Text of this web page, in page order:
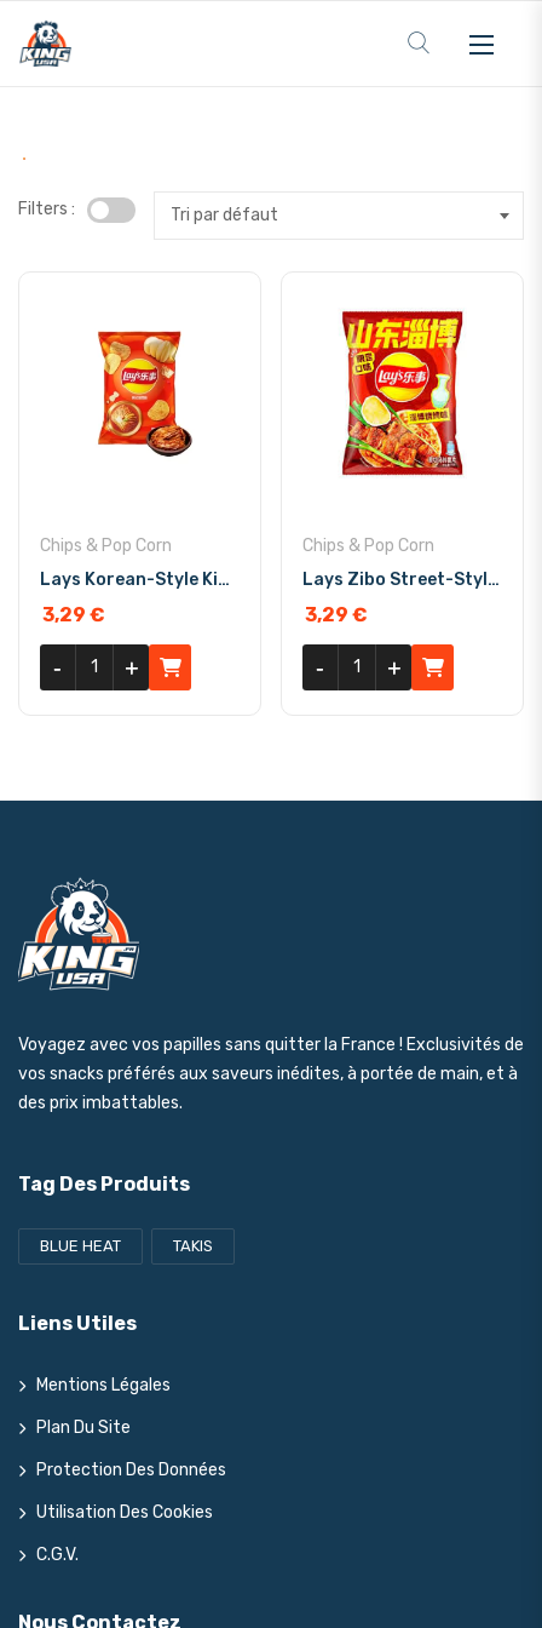
Filters : Tri par défaut
Chips & Pop Corn
Lays Korean-Style Kimchi 70g
3,29 €
quantité de Lays Korean-Style Kimchi 70g
+
- +
-
Chips & Pop Corn
Lays Zibo Street-Style BBQ 70g
3,29€
quantité de Lays Zibo Street-
+
- +
-
Voyagez avec vos papilles sans quitter la France ! Exclusivités de
vos snacks préférés aux saveurs inédites, à portée de main, et à
des prix imbattables.
Tag Des Produits
BLUE HEAT TAKIS
Liens Utiles
Mentions Légales
Plan Du Site
Protection Des Données
Utilisation Des Cookies
C.G.V.
Nous Contactez